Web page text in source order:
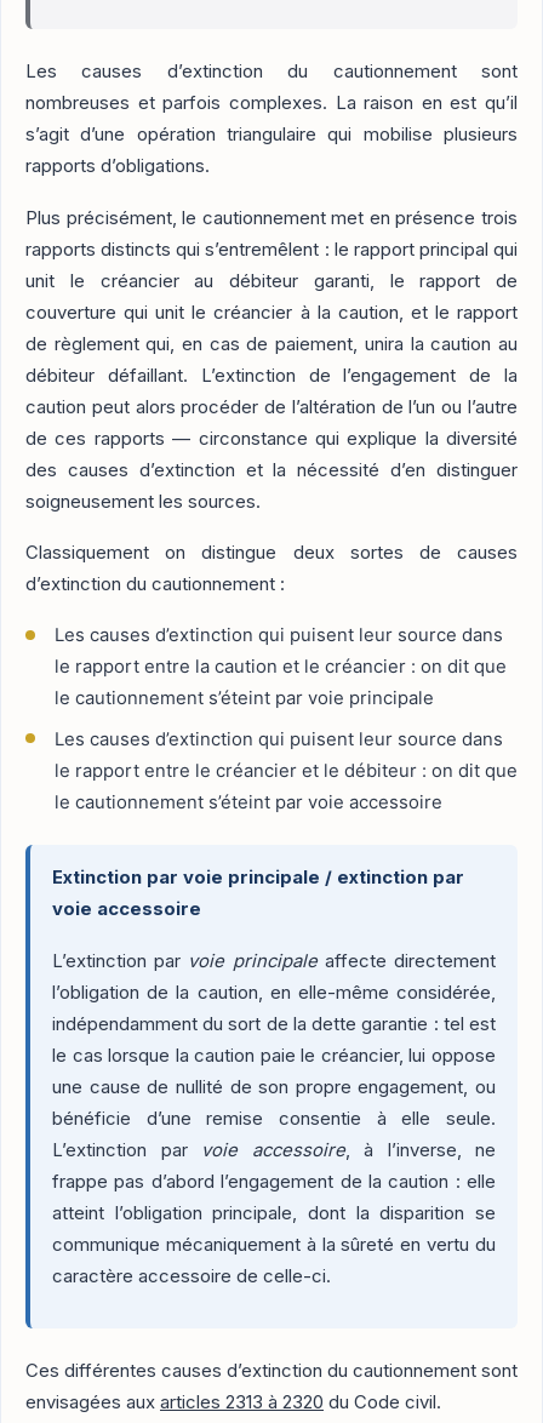
Les causes d’extinction du cautionnement sont
nombreuses et parfois complexes. La raison en est qu’il
s’agit d’une opération triangulaire qui mobilise plusieurs
rapports d’obligations.
Plus précisément, le cautionnement met en présence trois
rapports distincts qui s’entremêlent : le rapport principal qui
unit le créancier au débiteur garanti, le rapport de
couverture qui unit le créancier à la caution, et le rapport
de règlement qui, en cas de paiement, unira la caution au
débiteur défaillant. L’extinction de l’engagement de la
caution peut alors procéder de l’altération de l’un ou l’autre
de ces rapports — circonstance qui explique la diversité
des causes d’extinction et la nécessité d’en distinguer
soigneusement les sources.
Classiquement on distingue deux sortes de causes
d’extinction du cautionnement :
Les causes d’extinction qui puisent leur source dans
le rapport entre la caution et le créancier : on dit que
le cautionnement s’éteint par voie principale
Les causes d’extinction qui puisent leur source dans
le rapport entre le créancier et le débiteur : on dit que
le cautionnement s’éteint par voie accessoire
Extinction par voie principale / extinction par
voie accessoire
L’extinction par voie principaleaffecte directement
l’obligation de la caution, en elle-même considérée,
indépendamment du sort de la dette garantie : tel est
le cas lorsque la caution paie le créancier, lui oppose
une cause de nullité de son propre engagement, ou
bénéficie d’une remise consentie à elle seule.
L’extinction par
voie accessoire, à l’inverse, ne
frappe pas d’abord l’engagement de la caution : elle
atteint l’obligation principale, dont la disparition se
communique mécaniquement à la sûreté en vertu du
caractère accessoire de celle-ci.
Ces différentes causes d’extinction du cautionnement sont
envisagées aux articles 2313 à 2320 du Code civil.